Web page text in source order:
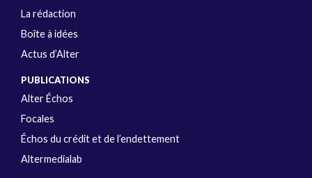
La rédaction
Boîte à idées
Actus d’Alter
PUBLICATIONS
Alter Échos
Focales
Échos du crédit et de l’endettement
Altermedialab